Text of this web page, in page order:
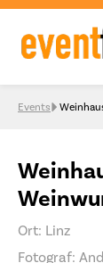
Skip to content
Events
Ort: Linz
Fotograf: